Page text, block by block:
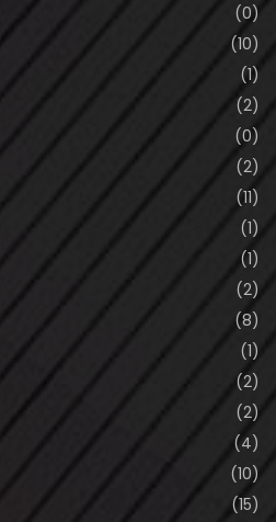
(0)
(10)
(1)
(2)
(0)
(2)
(11)
(1)
(1)
(2)
(8)
(1)
(2)
(2)
(4)
(10)
(15)